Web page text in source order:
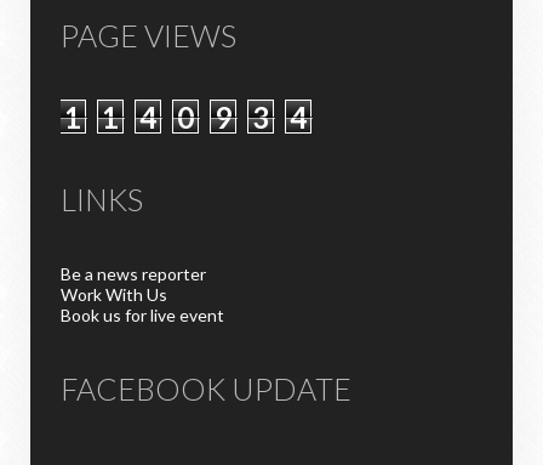
PAGE VIEWS
1 1 4 0 9 3 4
LINKS
Be a news reporter
Work With Us
Book us for live event
FACEBOOK UPDATE